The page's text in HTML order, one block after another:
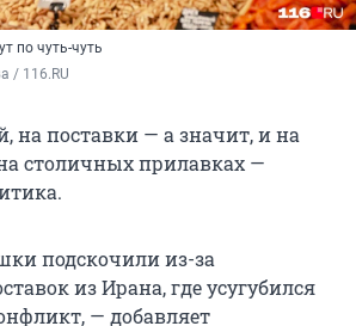
по чуть-чуть
/ 116.RU
на поставки — а значит, и на
столичных прилавках —
подскочили из-за
из Ирана, где усугубился
— добавляет